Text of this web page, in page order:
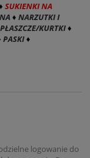
SUKIENKI NA
♦ NARZUTKI I
PŁASZCZE/KURTKI♦
PASKI♦
logowanie do